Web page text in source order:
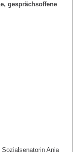
gesprächsoffene
Anja